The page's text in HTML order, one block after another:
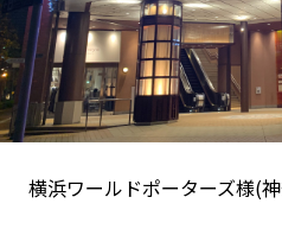
横浜ワールドポーターズ様(